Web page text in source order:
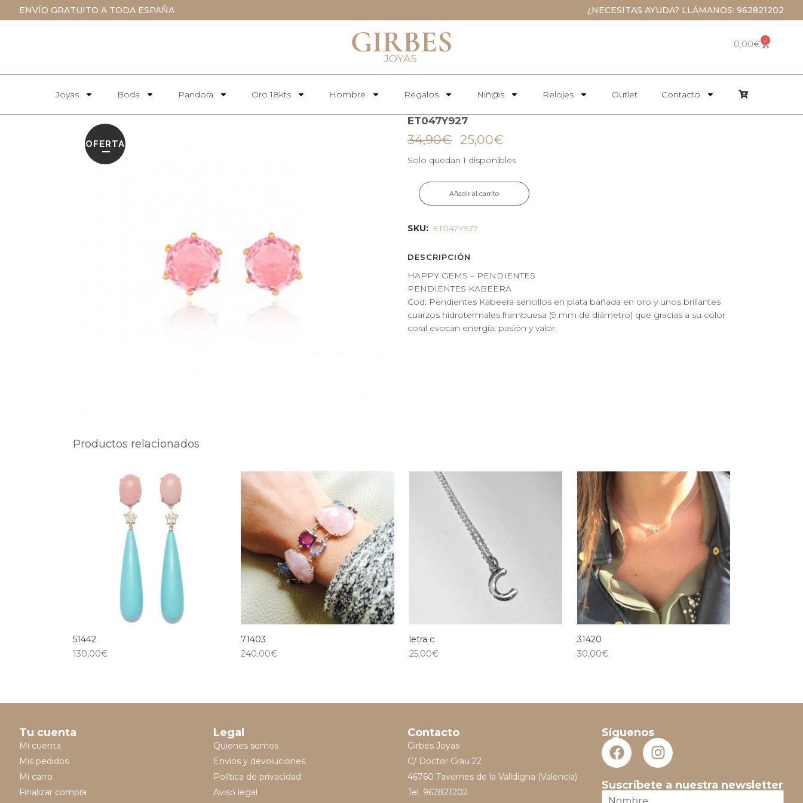
ENVÍO GRATUITO A TODA ESPAÑA ¿NECESITAS AYUDA? LLÁMANOS: 962821202
0,00€ 0
Joyas Boda Pandora Oro 18kts Hombre Regalos Niñ@s Relojes Outlet Contacto
OFERTA
ET047Y927
34,90€ 25,00€
Solo quedan 1 disponibles
Añadir al carrito
SKU: ET047Y927
DESCRIPCIÓN
HAPPY GEMS – PENDIENTES
PENDIENTES KABEERA
Cod: Pendientes Kabeera sencillos en plata bañada en oro y unos brillantes
cuarzos hidrotermales frambuesa (9 mm de diámetro) que gracias a su color
coral evocan energía, pasión y valor.
Productos relacionados
51442
130,00€
71403
240,00€
letra c
25,00€
31420
30,00€
Tu cuenta
Mi cuenta
Mis pedidos
Mi carro
Finalizar compra
Legal
Quienes somos
Envíos y devoluciones
Política de privacidad
Aviso legal
Contacto
Girbes Joyas
C/ Doctor Grau 22
46760 Tavernes de la Valldigna (Valencia)
Tel. 962821202
Síguenos
Suscríbete a nuestra newsletter